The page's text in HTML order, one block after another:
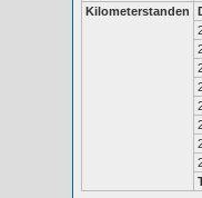
Kilometerstanden